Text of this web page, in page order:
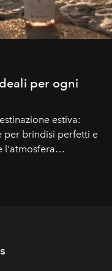
per ogni
estiva:
per brindisi perfetti e
l'atmosfera